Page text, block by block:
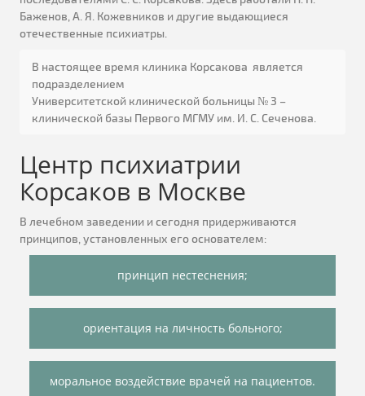
Баженов, А. Я. Кожевников и другие выдающиеся
отечественные психиатры.
В настоящее время клиника Корсакова является
подразделением
Университетской клинической больницы № 3 –
клинической базы Первого МГМУ им. И. С. Сеченова.
Центр психиатрии
Корсаков в Москве
В лечебном заведении и сегодня придерживаются
принципов, установленных его основателем:
принцип нестеснения;
ориентация на личность больного;
моральное воздействие врачей на пациентов.